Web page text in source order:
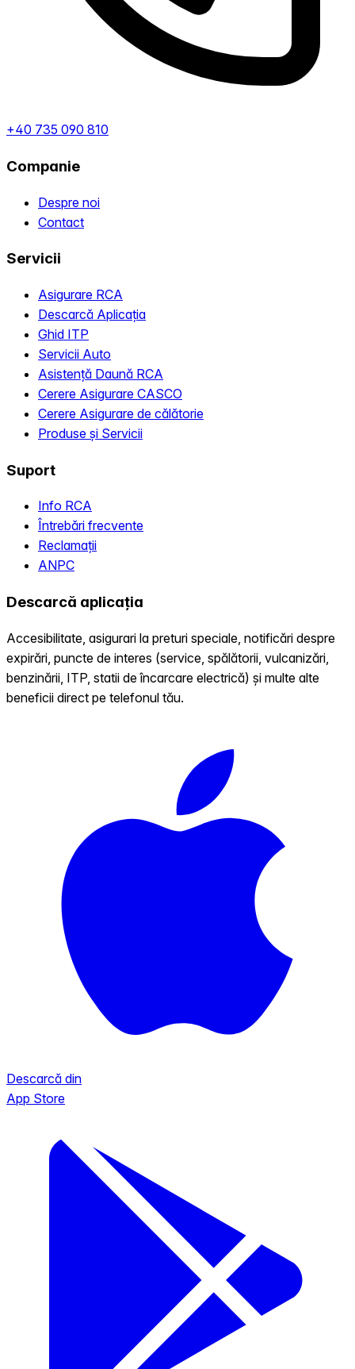
+40 735 090 810
Companie
Despre noi
Contact
Servicii
Asigurare RCA
Descarcă Aplicația
Ghid ITP
Servicii Auto
Asistență Daună RCA
Cerere Asigurare CASCO
Cerere Asigurare de călătorie
Produse și Servicii
Suport
Info RCA
Întrebări frecvente
Reclamații
ANPC
Descarcă aplicația
Accesibilitate, asigurari la preturi speciale, notificări despre
expirări, puncte de interes (service, spălătorii, vulcanizări,
benzinării, ITP, statii de încarcare electrică) și multe alte
beneficii direct pe telefonul tău.
Descarcă din
App Store